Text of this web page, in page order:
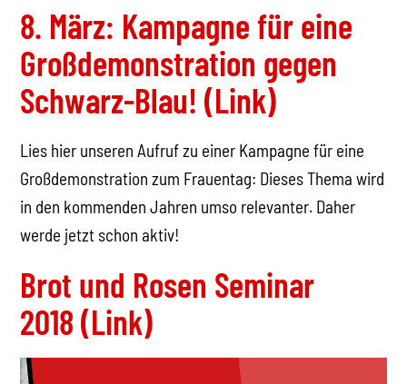
8. März: Kampagne für eine
Großdemonstration gegen
Schwarz-Blau! (Link)
Lies hier unseren Aufruf zu einer Kampagne für eine
Großdemonstration zum Frauentag: Dieses Thema wird
in den kommenden Jahren umso relevanter. Daher
werde jetzt schon aktiv!
Brot und Rosen Seminar
2018 (Link)